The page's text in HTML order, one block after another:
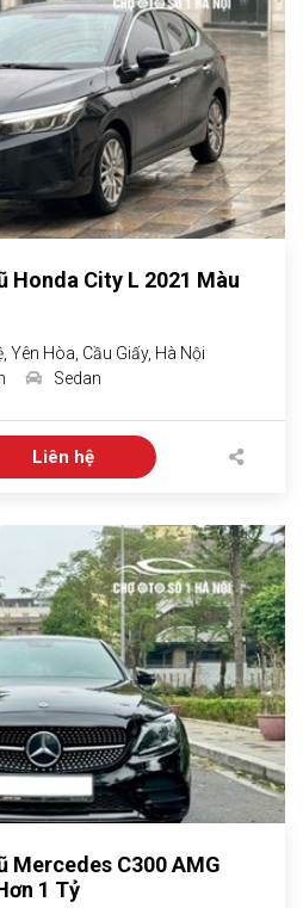
Honda City L 2021 Màu
Yên Hòa, Cầu Giấy, Hà Nội
Sedan
Liên hệ
Mercedes C300 AMG
1 Tỷ